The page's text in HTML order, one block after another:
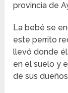
provincia de
La bebé se
este perrito
llevó donde él
en el suelo y
de sus